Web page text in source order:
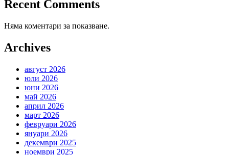
Recent Comments
Няма коментари за показване.
Archives
август 2026
юли 2026
юни 2026
май 2026
април 2026
март 2026
февруари 2026
януари 2026
декември 2025
ноември 2025